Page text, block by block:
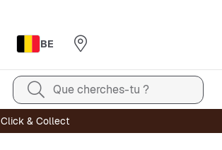
BE
Que cherches-tu ?
Click & Collect